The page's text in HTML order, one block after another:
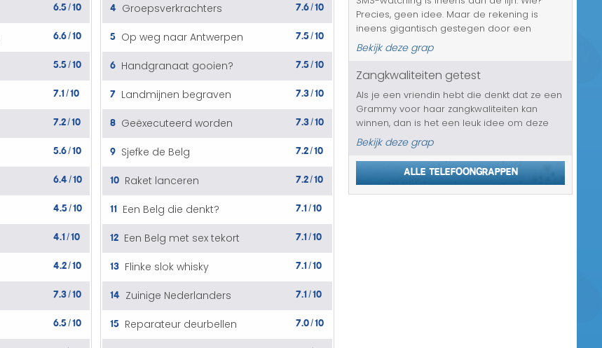
6.5/10
6.6/10
5.5/10
7.1/10
7.2/10
5.6/10
6.4/10
4.5/10
4.1/10
4.2/10
7.3/10
6.5/10
4 Groepsverkrachters 7.6/10
5 Op weg naar Antwerpen 7.5/10
6 Handgranaat gooien? 7.5/10
7 Landmijnen begraven 7.3/10
8 Geëxecuteerd worden 7.3/10
9 Sjefke de Belg 7.2/10
10 Raket lanceren 7.2/10
11 Een Belg die denkt? 7.1/10
12 Een Belg met sex tekort 7.1/10
13 Flinke slok whisky 7.1/10
14 Zuinige Nederlanders 7.1/10
15 Reparateur deurbellen 7.0/10
Precies, geen idee. Maar de rekening is
ineens gigantisch gestegen door een
bepaalde sms-dienst die jouw slachtoffer
blijkbaar heeft gebruikt. Het gaat om een
bedrag van 2700 euro en dat in een korte...
Bekijk deze grap
Zangkwaliteiten getest
Als je een vriendin hebt die denkt dat ze een
Grammy voor haar zangkwaliteiten kan
winnen, dan is het een leuk idee om deze
telefoongrap met haar uit te gaan halen. Ze
krijgt een telefoontje van de impresario van
Destiny’s Child, de groep...
Bekijk deze grap
Alle telefoongrappen